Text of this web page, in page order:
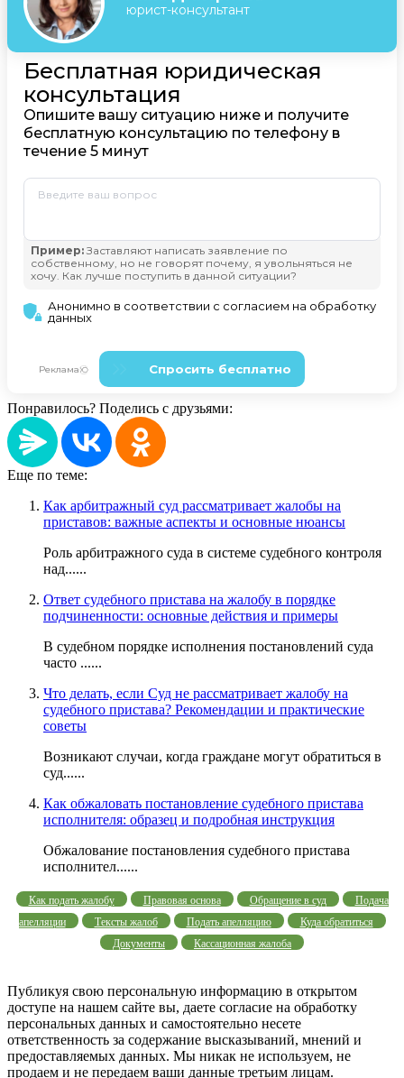
Понравилось? Поделись с друзьями:
Еще по теме:
Как арбитражный суд рассматривает жалобы на
приставов: важные аспекты и основные нюансы
Роль арбитражного суда в системе судебного контроля
над......
Ответ судебного пристава на жалобу в порядке
подчиненности: основные действия и примеры
В судебном порядке исполнения постановлений суда
часто ......
Что делать, если Суд не рассматривает жалобу на
судебного пристава? Рекомендации и практические
советы
Возникают случаи, когда граждане могут обратиться в
суд......
Как обжаловать постановление судебного пристава
исполнителя: образец и подробная инструкция
Обжалование постановления судебного пристава
исполнител......
Как подать жалобу Правовая основа Обращение в суд
Подача
апелляции
Тексты жалоб Подать апелляцию
Куда обратиться
Документы
Кассационная жалоба
Публикуя свою персональную информацию в открытом
доступе на нашем сайте вы, даете согласие на обработку
персональных данных и самостоятельно несете
ответственность за содержание высказываний, мнений и
предоставляемых данных. Мы никак не используем, не
продаем и не передаем ваши данные третьим лицам.